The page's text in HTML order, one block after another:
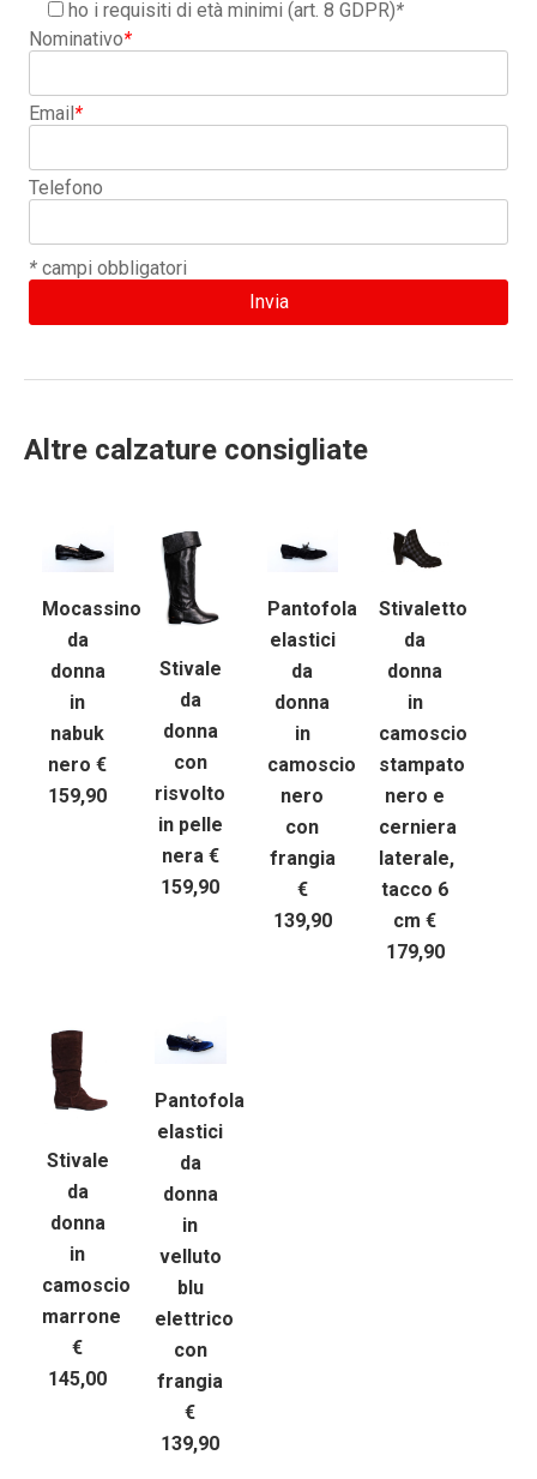
ho i requisiti di età minimi (art. 8 GDPR)*
Nominativo*
Email*
Telefono
* campi obbligatori
Altre calzature consigliate
Mocassino
da
donna
in
nabuk
nero €
159,90
Stivale
da
donna
con
risvolto
in pelle
nera €
159,90
Pantofola
elastici
da
donna
in
camoscio
nero
con
frangia
€
139,90
Stivaletto
da
donna
in
camoscio
stampato
nero e
cerniera
laterale,
tacco 6
cm €
179,90
Stivale
da
donna
in
camoscio
marrone
€
145,00
Pantofola
elastici
da
donna
in
velluto
blu
elettrico
con
frangia
€
139,90